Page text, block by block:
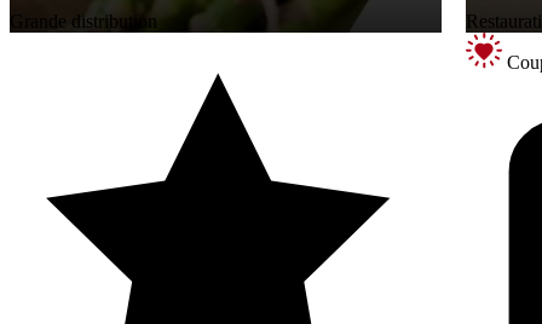
Grande distribution